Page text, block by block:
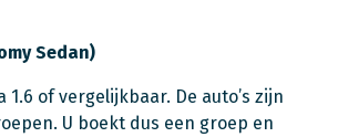
Sedan)
1.6 of vergelijkbaar. De auto’s zijn
U boekt dus een groep en